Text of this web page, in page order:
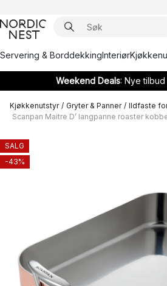
Servering & BorddekkingInteriør
Weekend Deals: Nye
Kjøkkenutstyr / Gryter & Panner / Ildfaste
Scanpan Maitre D’ langpanne roaster
SALG
-43%